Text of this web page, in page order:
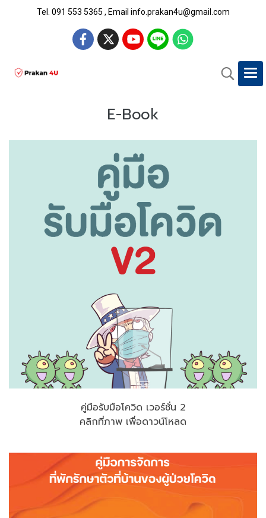
Tel. 091 553 5365 , Email info.prakan4u@gmail.com
E-Book
คู่มือรับมือโควิด เวอร์ชั่น 2
คลิกที่ภาพ เพื่อดาวน์โหลด